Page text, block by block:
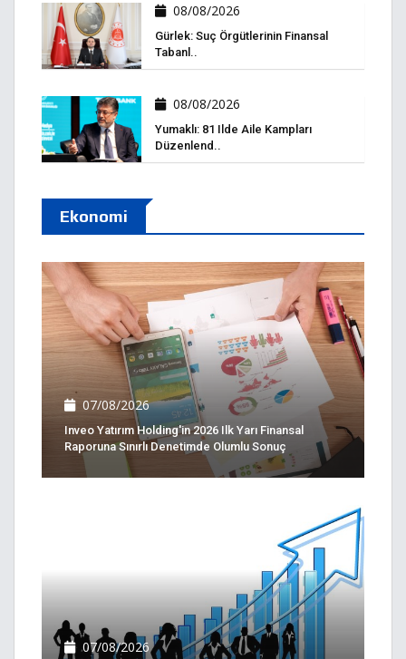
08/08/2026
Gürlek: Suç Örgütlerinin Finansal
Tabanl..
08/08/2026
Yumaklı: 81 Ilde Aile Kampları
Düzenlend..
Ekonomi
07/08/2026
Inveo Yatırım Holding'in 2026 Ilk Yarı Finansal
Raporuna Sınırlı Denetimde Olumlu Sonuç
07/08/2026